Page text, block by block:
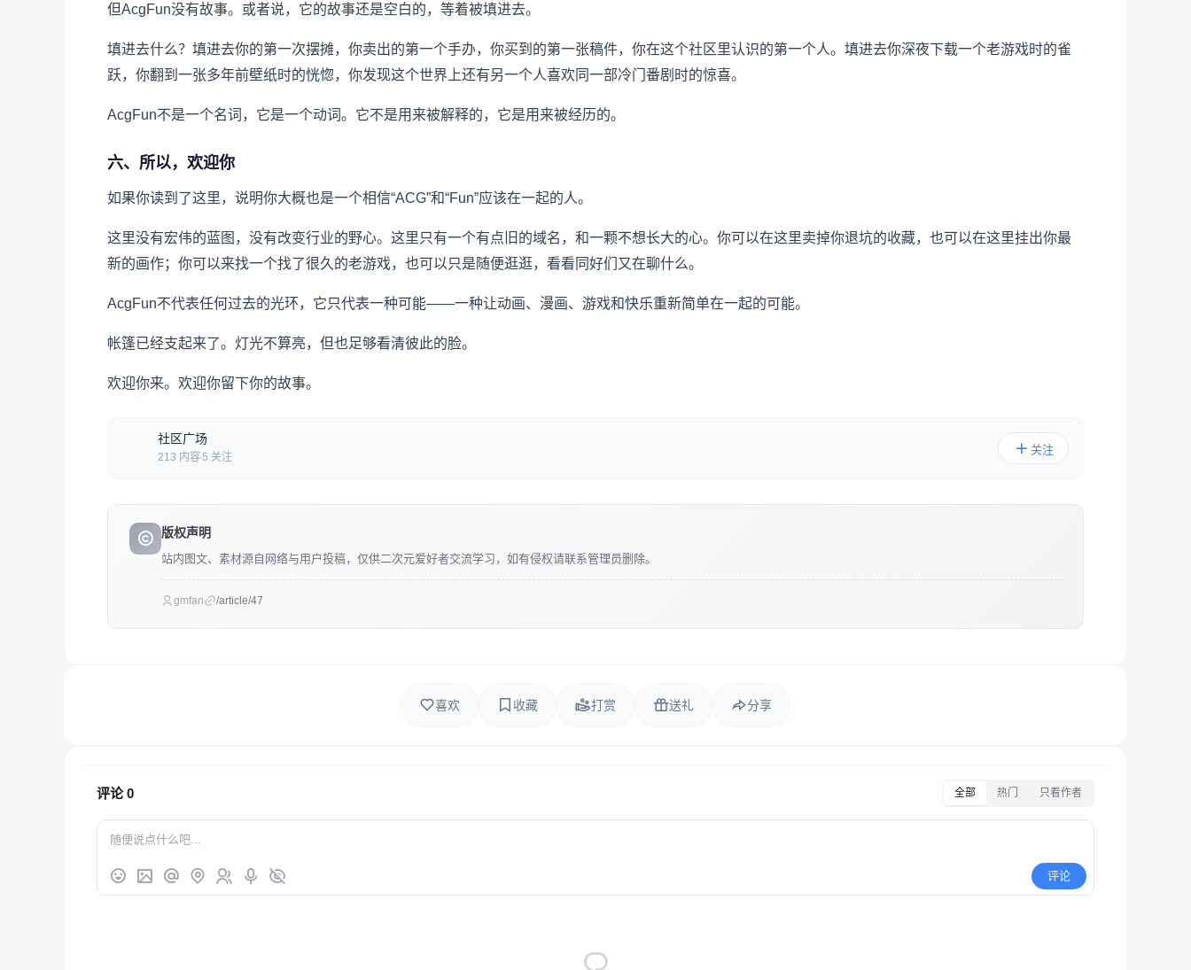
但AcgFun没有故事。或者说，它的故事还是空白的，等着被填进去。
填进去什么？填进去你的第一次摆摊，你卖出的第一个手办，你买到的第一张稿件，你在这个社区里认识的第一个人。填进去你深夜下载一个老游戏时的雀
跃，你翻到一张多年前壁纸时的恍惚，你发现这个世界上还有另一个人喜欢同一部冷门番剧时的惊喜。
AcgFun不是一个名词，它是一个动词。它不是用来被解释的，它是用来被经历的。
六、所以，欢迎你
如果你读到了这里，说明你大概也是一个相信“ACG”和“Fun”应该在一起的人。
这里没有宏伟的蓝图，没有改变行业的野心。这里只有一个有点旧的域名，和一颗不想长大的心。你可以在这里卖掉你退坑的收藏，也可以在这里挂出你最
新的画作；你可以来找一个找了很久的老游戏，也可以只是随便逛逛，看看同好们又在聊什么。
AcgFun不代表任何过去的光环，它只代表一种可能——一种让动画、漫画、游戏和快乐重新简单在一起的可能。
帐篷已经支起来了。灯光不算亮，但也足够看清彼此的脸。
欢迎你来。欢迎你留下你的故事。
社区广场
213 内容 5 关注
关注
版权声明
站内图文、素材源自网络与用户投稿，仅供二次元爱好者交流学习，如有侵权请联系管理员删除。
gmfan /article/47
喜欢 收藏 打赏 送礼 分享
评论0 全部 热门 只看作者
评论